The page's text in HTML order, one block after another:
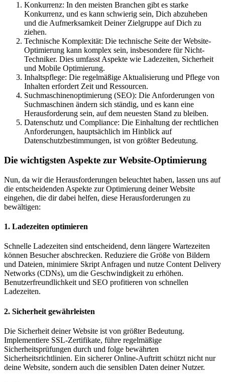
Konkurrenz: In den meisten Branchen gibt es starke
Konkurrenz, und es kann schwierig sein, Dich abzuheben
und die Aufmerksamkeit Deiner Zielgruppe auf Dich zu
ziehen.
Technische Komplexität: Die technische Seite der Website-
Optimierung kann komplex sein, insbesondere für Nicht-
Techniker. Dies umfasst Aspekte wie Ladezeiten, Sicherheit
und Mobile Optimierung.
Inhaltspflege: Die regelmäßige Aktualisierung und Pflege von
Inhalten erfordert Zeit und Ressourcen.
Suchmaschinenoptimierung (SEO): Die Anforderungen von
Suchmaschinen ändern sich ständig, und es kann eine
Herausforderung sein, auf dem neuesten Stand zu bleiben.
Datenschutz und Compliance: Die Einhaltung der rechtlichen
Anforderungen, hauptsächlich im Hinblick auf
Datenschutzbestimmungen, ist von größter Bedeutung.
Die wichtigsten Aspekte zur Website-Optimierung
Nun, da wir die Herausforderungen beleuchtet haben, lassen uns auf
die entscheidenden Aspekte zur Optimierung deiner Website
eingehen, die dir dabei helfen, diese Herausforderungen zu
bewältigen:
1. Ladezeiten optimieren
Schnelle Ladezeiten sind entscheidend, denn längere Wartezeiten
können Besucher abschrecken. Reduziere die Größe von Bildern
und Dateien, minimiere Skript Anfragen und nutze Content Delivery
Networks (CDNs), um die Geschwindigkeit zu erhöhen.
Benutzerfreundlichkeit und SEO profitieren von schnellen
Ladezeiten.
2. Sicherheit gewährleisten
Die Sicherheit deiner Website ist von größter Bedeutung.
Implementiere SSL-Zertifikate, führe regelmäßige
Sicherheitsprüfungen durch und folge bewährten
Sicherheitsrichtlinien. Ein sicherer Online-Auftritt schützt nicht nur
deine Website, sondern auch die sensiblen Daten deiner Nutzer.